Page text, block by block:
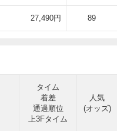
27,490円 89
タイム
着差
通過順位
上3Fタイム
人気
(オッズ)